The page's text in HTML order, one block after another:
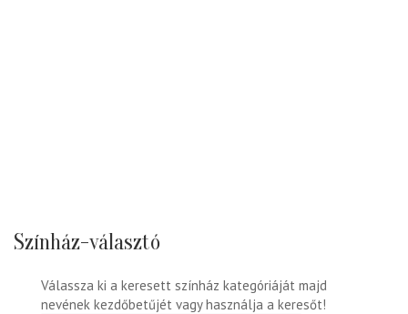
Színház-választó
Válassza ki a keresett színház kategóriáját majd
nevének kezdőbetűjét vagy használja a keresőt!